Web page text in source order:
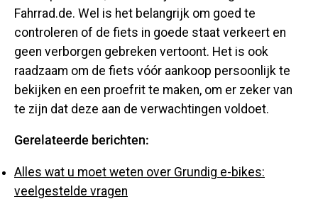
Fahrrad.de. Wel is het belangrijk om goed te
controleren of de fiets in goede staat verkeert en
geen verborgen gebreken vertoont. Het is ook
raadzaam om de fiets vóór aankoop persoonlijk te
bekijken en een proefrit te maken, om er zeker van
te zijn dat deze aan de verwachtingen voldoet.
Gerelateerde berichten:
Alles wat u moet weten over Grundig e-bikes:
veelgestelde vragen